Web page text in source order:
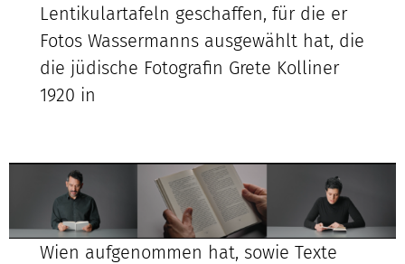
Lentikulartafeln geschaffen, für die er
Fotos Wassermanns ausgewählt hat, die
die jüdische Fotografin Grete Kolliner
1920 in
Wien aufgenommen hat, sowie Texte